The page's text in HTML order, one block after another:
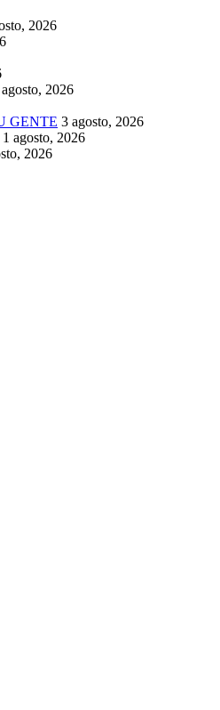
2026
2026
GENTE 3 agosto, 2026
1 agosto, 2026
2026